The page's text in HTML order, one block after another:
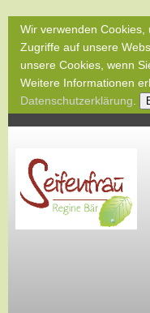
Wir verwenden
Zugriffe auf unsere
unsere Cookies, wenn
Weitere Informationen
Datenschutzerklärung